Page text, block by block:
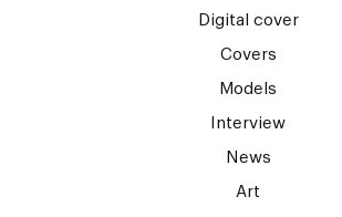
Digital cover
Covers
Models
Interview
News
Art